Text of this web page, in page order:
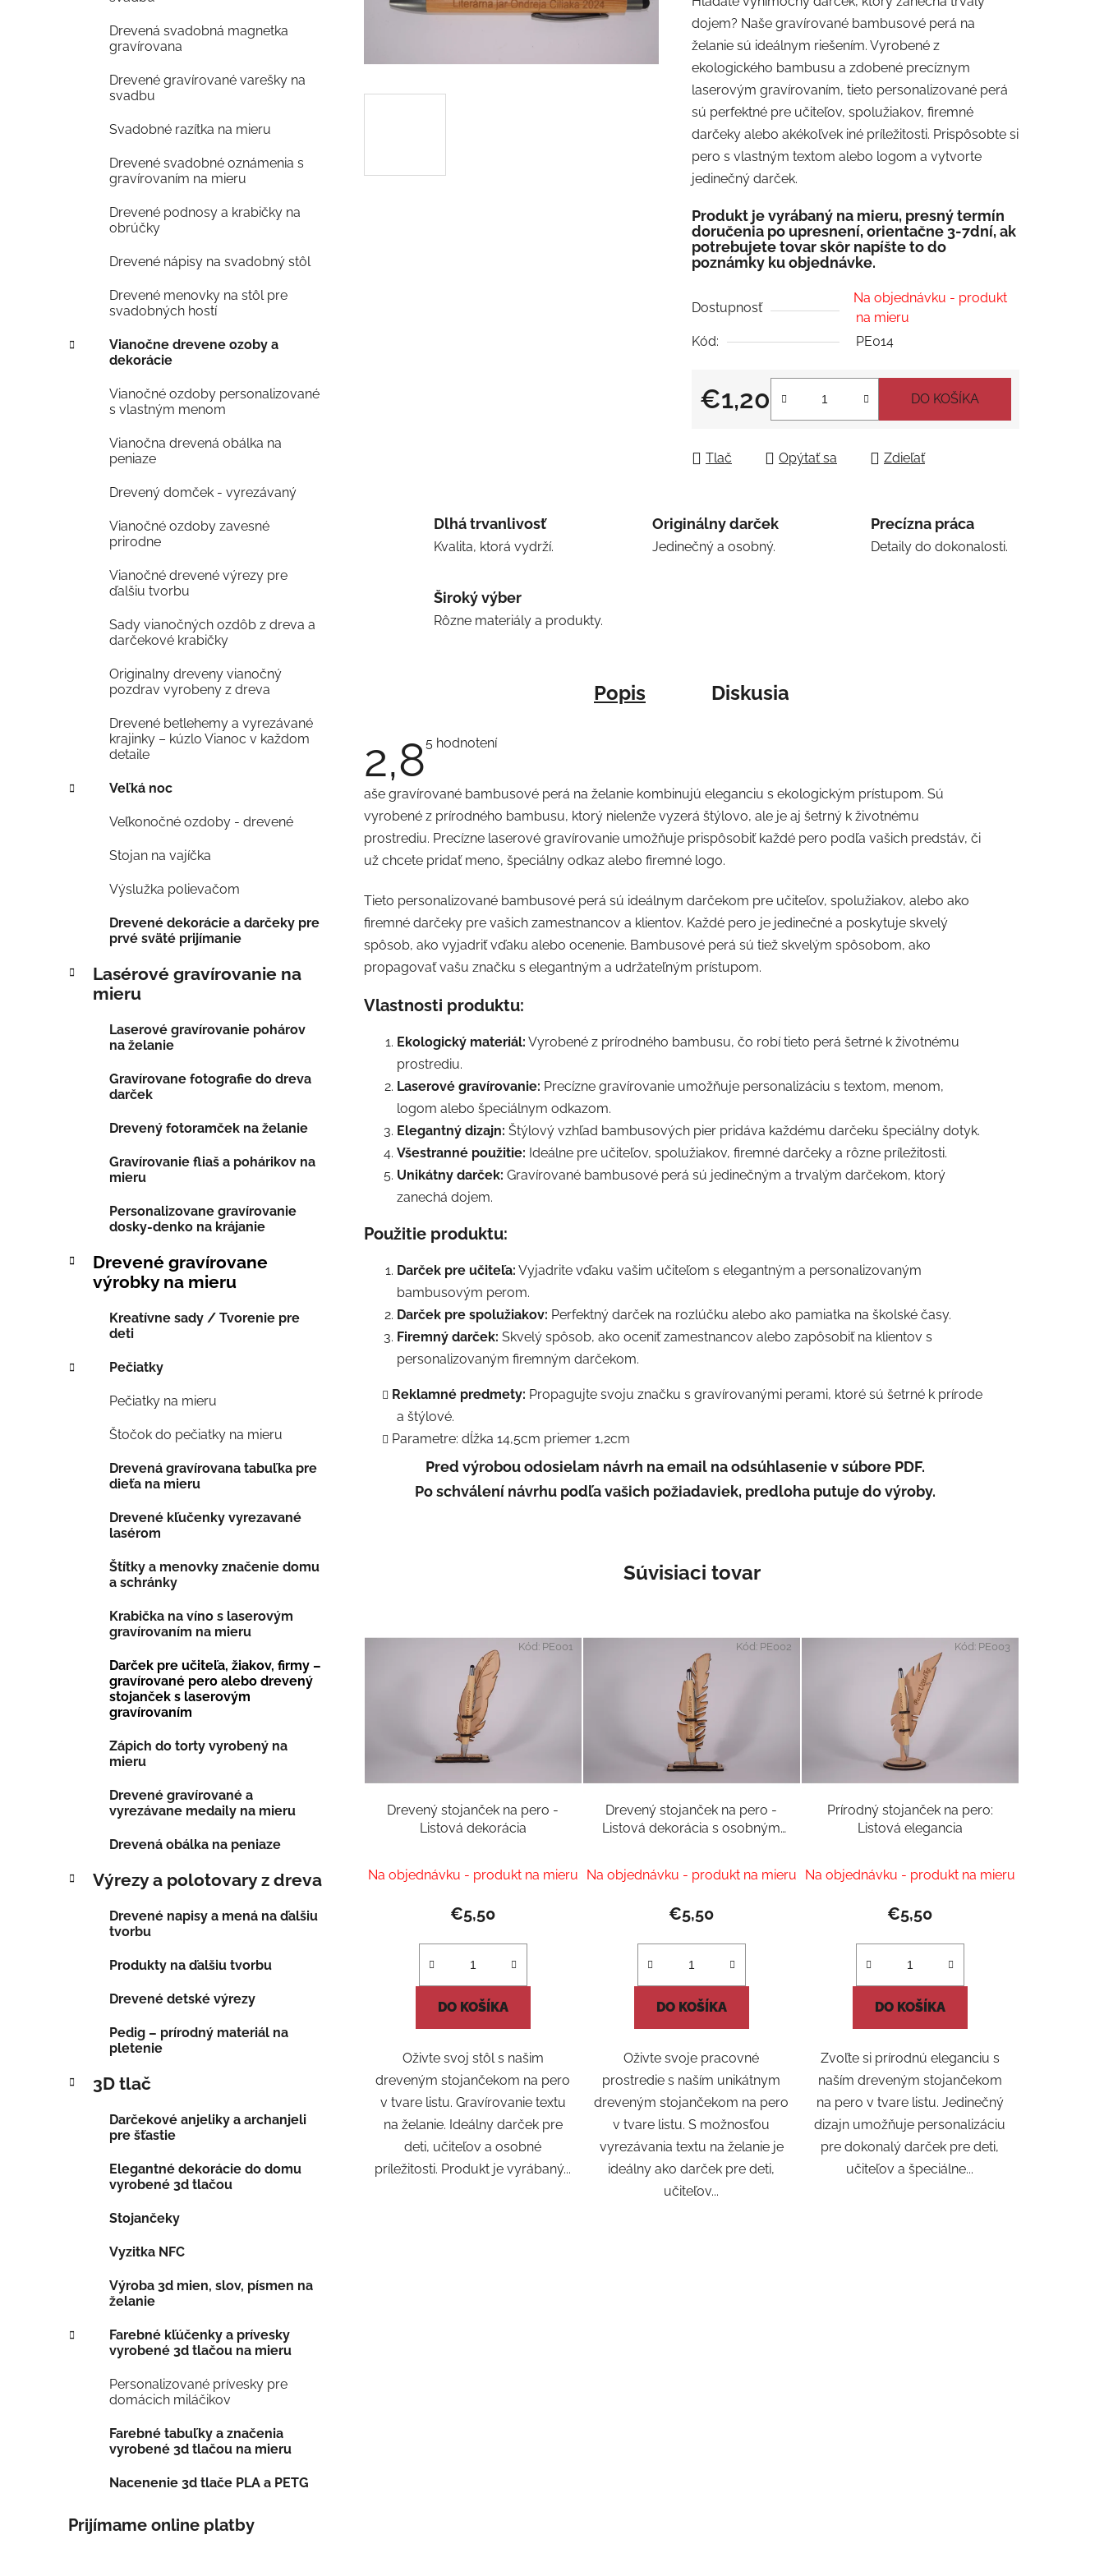
Drevená svadobná magnetka
gravírovana
Drevené gravírované varešky na
svadbu
Svadobné razítka na mieru
Drevené svadobné oznámenia s
gravírovaním na mieru
Drevené podnosy a krabičky na
obrúčky
Drevené nápisy na svadobný stôl
Drevené menovky na stôl pre
svadobných hostí
Vianočne drevene ozoby a
dekorácie
Vianočné ozdoby personalizované
s vlastným menom
Vianočna drevená obálka na
peniaze
Drevený domček - vyrezávaný
Vianočné ozdoby zavesné
prirodne
Vianočné drevené výrezy pre
ďalšiu tvorbu
Sady vianočných ozdôb z dreva a
darčekové krabičky
Originalny dreveny vianočný
pozdrav vyrobeny z dreva
Drevené betlehemy a vyrezávané
krajinky – kúzlo Vianoc v každom
detaile
Veľká noc
Veľkonočné ozdoby - drevené
Stojan na vajíčka
Výslužka polievačom
Drevené dekorácie a darčeky pre
prvé sväté prijímanie
Lasérové gravírovanie na
mieru
Laserové gravírovanie pohárov
na želanie
Gravírovane fotografie do dreva
darček
Drevený fotoramček na želanie
Gravírovanie fliaš a pohárikov na
mieru
Personalizovane gravírovanie
dosky-denko na krájanie
Drevené gravírovane
výrobky na mieru
Kreatívne sady / Tvorenie pre
deti
Pečiatky
Pečiatky na mieru
Štočok do pečiatky na mieru
Drevená gravírovana tabuľka pre
dieťa na mieru
Drevené kľučenky vyrezavané
lasérom
Štítky a menovky značenie domu
a schránky
Krabička na víno s laserovým
gravírovaním na mieru
Darček pre učiteľa, žiakov, firmy –
gravírované pero alebo drevený
stojanček s laserovým
gravírovaním
Zápich do torty vyrobený na
mieru
Drevené gravírované a
vyrezávane medaily na mieru
Drevená obálka na peniaze
Výrezy a polotovary z dreva
Drevené napisy a mená na ďalšiu
tvorbu
Produkty na ďalšiu tvorbu
Drevené detské výrezy
Pedig – prírodný materiál na
pletenie
3D tlač
Darčekové anjeliky a archanjeli
pre šťastie
Elegantné dekorácie do domu
vyrobené 3d tlačou
Stojančeky
Vyzitka NFC
Výroba 3d mien, slov, písmen na
želanie
Farebné kľúčenky a prívesky
vyrobené 3d tlačou na mieru
Personalizované prívesky pre
domácich miláčikov
Farebné tabuľky a značenia
vyrobené 3d tlačou na mieru
Nacenenie 3d tlače PLA a PETG
Prijímame online platby
produktu
je
2,8
z
5
hviezdičiek.
dojem? Naše gravírované bambusové perá na
želanie sú ideálnym riešením. Vyrobené z
ekologického bambusu a zdobené precíznym
laserovým gravírovaním, tieto personalizované perá
sú perfektné pre učiteľov, spolužiakov, firemné
darčeky alebo akékoľvek iné príležitosti. Prispôsobte si
pero s vlastným textom alebo logom a vytvorte
jedinečný darček.
Produkt je vyrábaný na mieru, presný termín
doručenia po upresnení, orientačne 3-7dní, ak
potrebujete tovar skôr napíšte to do
poznámky ku objednávke.
Dostupnosť
Na objednávku - produkt
na mieru
Kód:
PE014
€1,20
Jednotková cena:
DO KOŠÍKA
Tlač Opýtať sa Zdieľať
Dlhá trvanlivosť
Kvalita, ktorá vydrží.
Originálny darček
Jedinečný a osobný.
Precízna práca
Detaily do dokonalosti.
Široký výber
Rôzne materiály a produkty.
Popis Diskusia
2,8Priemerné
2,8
5
hviezdičiek.
5 hodnotení
aše gravírované bambusové perá na želanie kombinujú eleganciu s ekologickým prístupom. Sú
vyrobené z prírodného bambusu, ktorý nielenže vyzerá štýlovo, ale je aj šetrný k životnému
prostrediu. Precízne laserové gravírovanie umožňuje prispôsobiť každé pero podľa vašich predstáv, či
už chcete pridať meno, špeciálny odkaz alebo firemné logo.
Tieto personalizované bambusové perá sú ideálnym darčekom pre učiteľov, spolužiakov, alebo ako
firemné darčeky pre vašich zamestnancov a klientov. Každé pero je jedinečné a poskytuje skvelý
spôsob, ako vyjadriť vďaku alebo ocenenie. Bambusové perá sú tiež skvelým spôsobom, ako
propagovať vašu značku s elegantným a udržateľným prístupom.
Vlastnosti produktu:
Ekologický materiál: Vyrobené z prírodného bambusu, čo robí tieto perá šetrné k životnému
prostrediu.
Laserové gravírovanie: Precízne gravírovanie umožňuje personalizáciu s textom, menom,
logom alebo špeciálnym odkazom.
Elegantný dizajn: Štýlový vzhľad bambusových pier pridáva každému darčeku špeciálny dotyk.
Všestranné použitie: Ideálne pre učiteľov, spolužiakov, firemné darčeky a rôzne príležitosti.
Unikátny darček: Gravírované bambusové perá sú jedinečným a trvalým darčekom, ktorý
zanechá dojem.
Použitie produktu:
Darček pre učiteľa: Vyjadrite vďaku vašim učiteľom s elegantným a personalizovaným
bambusovým perom.
Darček pre spolužiakov: Perfektný darček na rozlúčku alebo ako pamiatka na školské časy.
Firemný darček: Skvelý spôsob, ako oceniť zamestnancov alebo zapôsobiť na klientov s
personalizovaným firemným darčekom.
Reklamné predmety: Propagujte svoju značku s gravírovanými perami, ktoré sú šetrné k prírode
a štýlové.
Parametre: dĺžka 14,5cm priemer 1,2cm
Pred výrobou odosielam návrh na email na odsúhlasenie v súbore PDF.
Po schválení návrhu podľa vašich požiadaviek, predloha putuje do výroby.
Súvisiaci tovar
Drevený stojanček na pero -
Listová dekorácia
Na objednávku - produkt na mieru
€5,50
DO KOŠÍKA
Oživte svoj stôl s našim
dreveným stojančekom na pero
v tvare listu. Gravírovanie textu
na želanie. Ideálny darček pre
deti, učiteľov a osobné
príležitosti. Produkt je vyrábaný...
Kód: PE001
Drevený stojanček na pero -
Listová dekorácia s osobným
Na objednávku - produkt na mieru
€5,50
DO KOŠÍKA
Oživte svoje pracovné
prostredie s naším unikátnym
dreveným stojančekom na pero
v tvare listu. S možnosťou
vyrezávania textu na želanie je
ideálny ako darček pre deti,
učiteľov...
Kód: PE002
Prírodný stojanček na pero:
Listová elegancia
Na objednávku - produkt na mieru
€5,50
DO KOŠÍKA
Zvoľte si prírodnú eleganciu s
naším dreveným stojančekom
na pero v tvare listu. Jedinečný
dizajn umožňuje personalizáciu
pre dokonalý darček pre deti,
učiteľov a špeciálne...
Kód: PE003